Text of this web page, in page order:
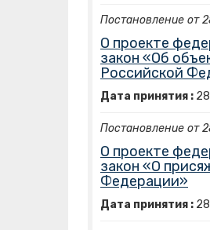
Постановление от
О проекте
закон «Об
Российской
Дата принятия : 28
Постановление от
О проекте
закон «О
Федерации»
Дата принятия : 28